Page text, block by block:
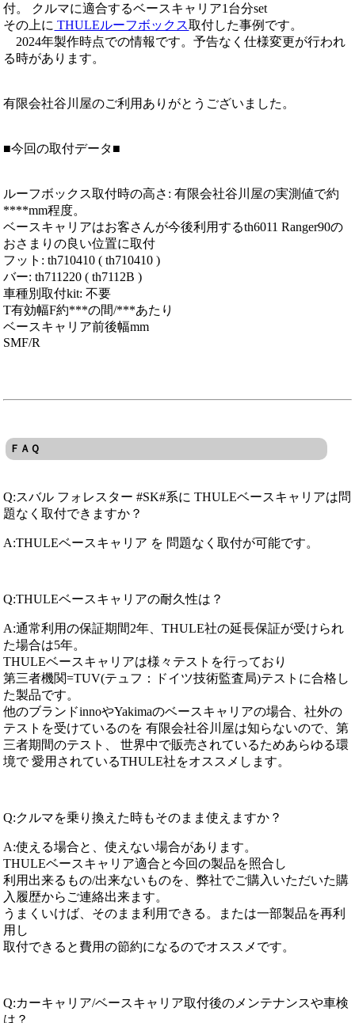
付。 クルマに適合するベースキャリア1台分set
その上に THULEルーフボックス取付した事例です。
2024年製作時点での情報です。予告なく仕様変更が行われ
る時があります。
有限会社谷川屋のご利用ありがとうございました。
■今回の取付データ■
ルーフボックス取付時の高さ: 有限会社谷川屋の実測値で約
****mm程度。
ベースキャリアはお客さんが今後利用するth6011 Ranger90の
おさまりの良い位置に取付
フット: th710410 ( th710410 )
バー: th711220 ( th7112B )
車種別取付kit: 不要
T有効幅F約***の間/***あたり
ベースキャリア前後幅mm
SMF/R
ＦＡＱ
Q:スバル フォレスター #SK#系に THULEベースキャリアは問
題なく取付できますか？
A:THULEベースキャリア を 問題なく取付が可能です。
Q:THULEベースキャリアの耐久性は？
A:通常利用の保証期間2年、THULE社の延長保証が受けられ
た場合は5年。
THULEベースキャリアは様々テストを行っており
第三者機関=TUV(テュフ：ドイツ技術監査局)テストに合格し
た製品です。
他のブランドinnoやYakimaのベースキャリアの場合、社外の
テストを受けているのを 有限会社谷川屋は知らないので、第
三者期間のテスト、 世界中で販売されているためあらゆる環
境で 愛用されているTHULE社をオススメします。
Q:クルマを乗り換えた時もそのまま使えますか？
A:使える場合と、使えない場合があります。
THULEベースキャリア適合と今回の製品を照合し
利用出来るもの/出来ないものを、弊社でご購入いただいた購
入履歴からご連絡出来ます。
うまくいけば、そのまま利用できる。または一部製品を再利
用し
取付できると費用の節約になるのでオススメです。
Q:カーキャリア/ベースキャリア取付後のメンテナンスや車検
は？